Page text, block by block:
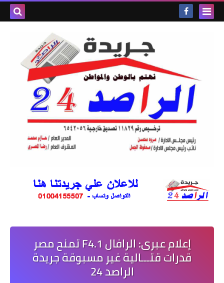
إعلام عبرى: الرافال F4.1 تمنح مصر
قدرات قتـــالية غير مسبوقة جريدة
الراصد 24